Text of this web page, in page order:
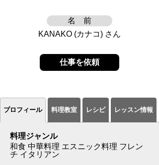
名 前
KANAKO (カナコ) さん
仕事を依頼
プロフィール 料理教室 レシピ レッスン情報
料理ジャンル
和食 中華料理 エスニック料理 フレン
チ イタリアン